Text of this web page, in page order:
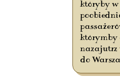
któryby w
którymby
nazajutrz
do